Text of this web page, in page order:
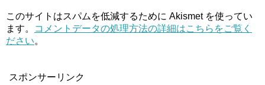
このサイトはスパムを低減するために Akismet を使ってい
ます。
コメントデータの処理方法の詳細はこちらをご覧く
ださい。
スポンサーリンク